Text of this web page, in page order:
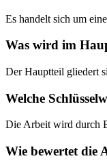
Es handelt sich um
Was wird im
Der Hauptteil gliedert
Welche
Die Arbeit wird durch
Wie bewertet die